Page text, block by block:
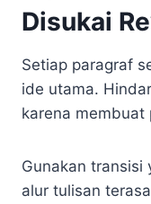
Disukai
Setiap paragraf
ide utama.
karena membuat
Gunakan transisi
alur tulisan